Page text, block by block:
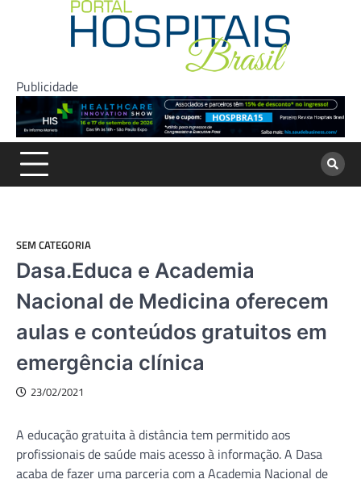
Publicidade
SEM CATEGORIA
Dasa.Educa e Academia
Nacional de Medicina oferecem
aulas e conteúdos gratuitos em
emergência clínica
23/02/2021
A educação gratuita à distância tem permitido aos
profissionais de saúde mais acesso à informação. A Dasa
acaba de fazer uma parceria com a Academia Nacional de